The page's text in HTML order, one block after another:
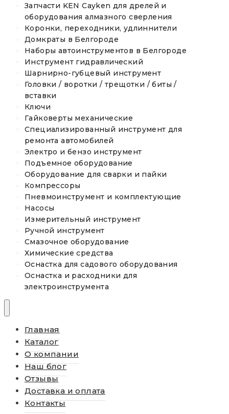
Запчасти KEN Cayken для дрелей и
оборудования алмазного сверления
Коронки, переходники, удлиннители
Домкраты в Белгороде
Наборы автоинструментов в Белгороде
Инструмент гидравлический
Шарнирно-губцевый инструмент
Головки / воротки / трещотки / биты /
вставки
Ключи
Гайковерты механические
Специализированный инструмент для
ремонта автомобилей
Электро и бензо инструмент
Подъемное оборудование
Оборудование для сварки и пайки
Компрессоры
Пневмоинструмент и комплектующие
Насосы
Измерительный инструмент
Ручной инструмент
Смазочное оборудование
Химические средства
Оснастка для садового оборудования
Оснастка и расходники для
электроинструмента
Главная
Каталог
О компании
Наш блог
Отзывы
Доставка и оплата
Контакты